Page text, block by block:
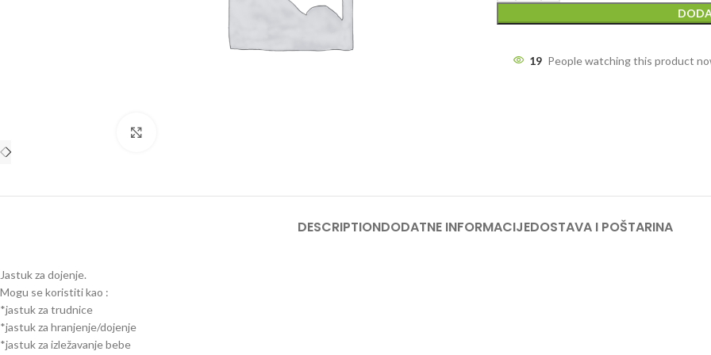
19 People watching this product
DESCRIPTIONDODATNE INFORMACIJEDOSTAVA I POŠTARINA
Jastuk za dojenje.
Mogu se koristiti kao :
*jastuk za trudnice
*jastuk za hranjenje/dojenje
*jastuk za izležavanje bebe